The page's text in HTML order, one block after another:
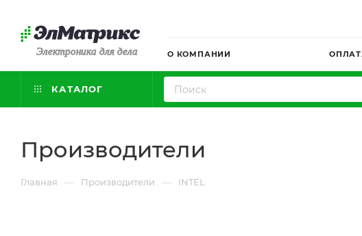
Электроника для дела О КОМПАНИИ
КАТАЛОГ
Производители
Главная — Производители — INTEL